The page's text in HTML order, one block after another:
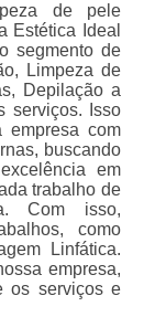
de pele
Estética Ideal
segmento de
Limpeza de
Depilação a
serviços. Isso
empresa com
buscando
em
trabalho de
Com isso,
como
Linfática.
empresa,
os serviços e